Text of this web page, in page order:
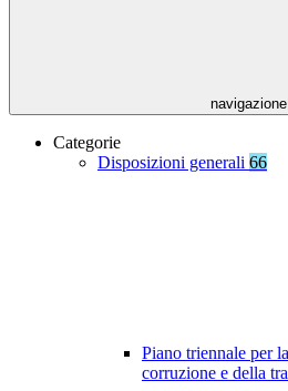
navigazione
Categorie
Disposizioni generali 66
Piano triennale per
corruzione e della